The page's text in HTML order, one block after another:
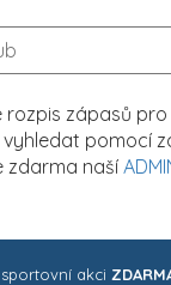
zápasů
pomocí
zdarma naší
akci